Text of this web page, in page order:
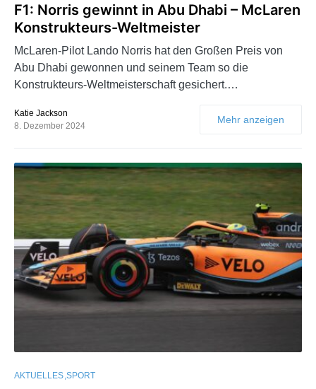
F1: Norris gewinnt in Abu Dhabi – McLaren
Konstrukteurs-Weltmeister
McLaren-Pilot Lando Norris hat den Großen Preis von
Abu Dhabi gewonnen und seinem Team so die
Konstrukteurs-Weltmeisterschaft gesichert.…
Katie Jackson
8. Dezember 2024
Mehr anzeigen
AKTUELLES SPORT